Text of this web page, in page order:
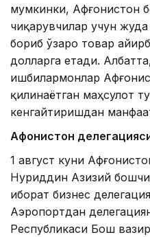
мумкинки, Афғонистон
чиқарувчилар учун
бориб ўзаро товар
долларга етади.
ишбилармонлар
қилинаётган маҳсулот
кенгайтиришдан
Афғонистон
1 август куни
Нуриддин Азизий
иборат бизнес
Аэропортдан
Республикаси Бош